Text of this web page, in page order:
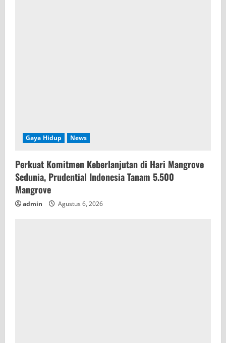
Gaya Hidup News
Perkuat Komitmen Keberlanjutan di Hari Mangrove
Sedunia, Prudential Indonesia Tanam 5.500
Mangrove
admin Agustus 6, 2026